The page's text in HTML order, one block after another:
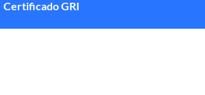
Certificado GRI